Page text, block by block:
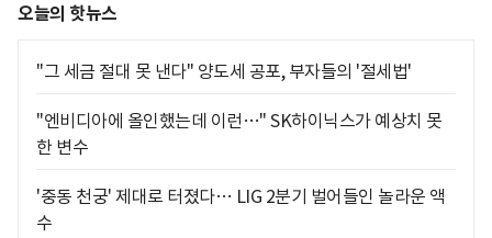
오늘의 핫뉴스
"그 세금 절대 못 낸다" 양도세 공포, 부자들의 '절세법'
"엔비디아에 올인했는데 이런…" SK하이닉스가 예상치 못
한 변수
'중동 천궁' 제대로 터졌다… LIG 2분기 벌어들인 놀라운 액
수